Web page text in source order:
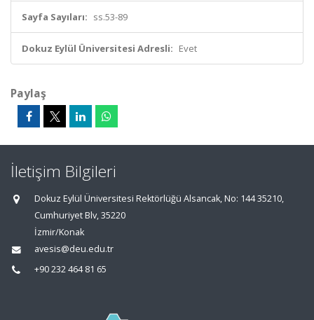
Sayfa Sayıları: ss.53-89
Dokuz Eylül Üniversitesi Adresli: Evet
Paylaş
İletişim Bilgileri
Dokuz Eylül Üniversitesi Rektörlüğü Alsancak, No: 144 35210,
Cumhuriyet Blv, 35220
İzmir/Konak
avesis@deu.edu.tr
+90 232 464 81 65